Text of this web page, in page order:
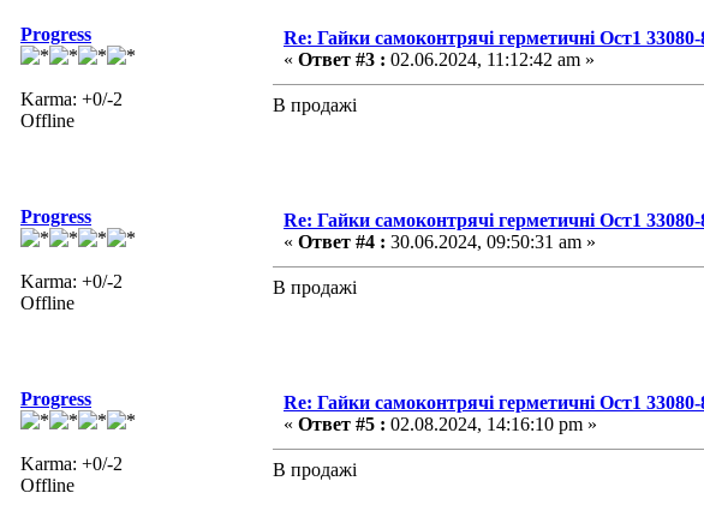
Progress
Karma: +0/-2
Offline
Re: Гайки самоконтрячі герметичні Ост1
« Ответ #3 : 02.06.2024, 11:12:42 am »
В продажі
Progress
Karma: +0/-2
Offline
Re: Гайки самоконтрячі герметичні Ост1
« Ответ #4 : 30.06.2024, 09:50:31 am »
В продажі
Progress
Karma: +0/-2
Offline
Re: Гайки самоконтрячі герметичні Ост1
« Ответ #5 : 02.08.2024, 14:16:10 pm »
В продажі